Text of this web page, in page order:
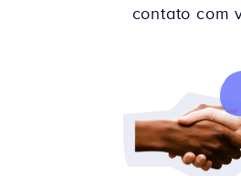
contato com